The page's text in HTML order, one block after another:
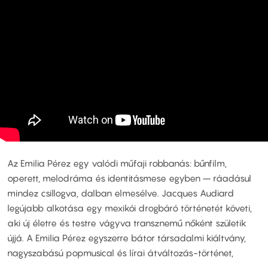
Az Emilia Pérez egy valódi műfaji robbanás: bűnfilm,
operett, melodráma és identitásmese egyben – ráadásul
mindez csillogva, dalban elmesélve. Jacques Audiard
legújabb alkotása egy mexikói drogbáró történetét követi,
aki új életre és testre vágyva transznemű nőként születik
újjá. A Emilia Pérez egyszerre bátor társadalmi kiáltvány,
nagyszabású popmusical és lírai átváltozás-történet,